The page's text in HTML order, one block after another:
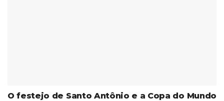
O festejo de Santo Antônio e a Copa do Mundo